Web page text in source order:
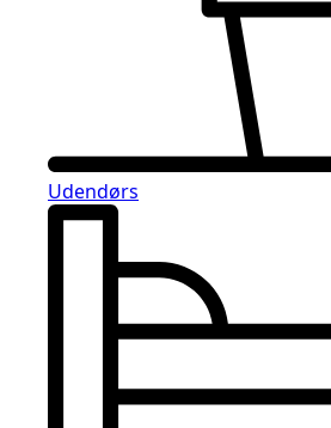
Udendørs